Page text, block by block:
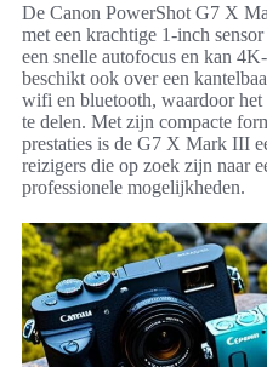
De Canon PowerShot G7 X
met een krachtige 1-inch
een snelle autofocus en kan
beschikt ook over een
wifi en bluetooth, waardoor
te delen. Met zijn compacte
prestaties is de G7 X Mark III
reizigers die op zoek zijn naar
professionele mogelijkheden.